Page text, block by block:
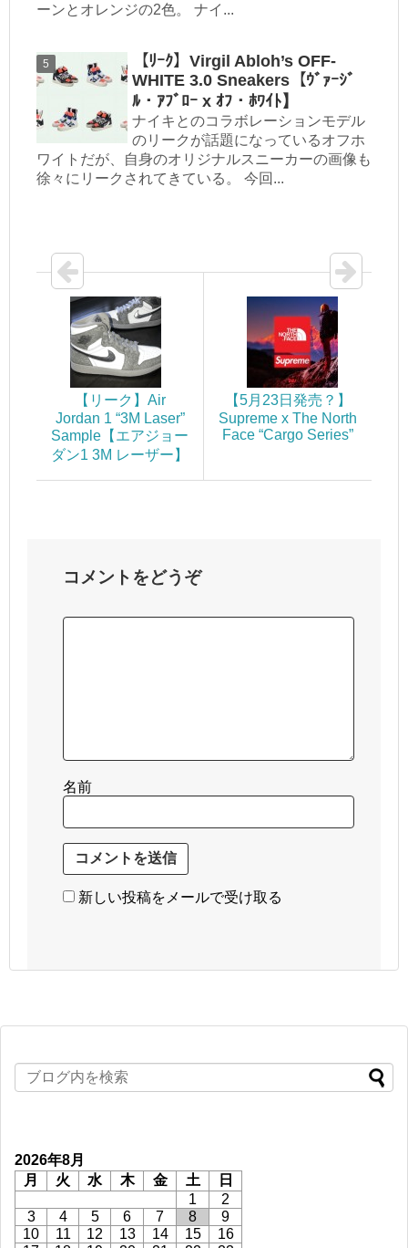
ーンとオレンジの2色。 ナイ...
【ﾘｰｸ】Virgil Abloh’s OFF-
WHITE 3.0 Sneakers【ｳﾞｧｰｼﾞ
ﾙ・ｱﾌﾞﾛｰ x ｵﾌ・ﾎﾜｲﾄ】
ナイキとのコラボレーションモデル
のリークが話題になっているオフホ
ワイトだが、自身のオリジナルスニーカーの画像も
徐々にリークされてきている。 今回...
【リーク】Air
Jordan 1 “3M Laser”
Sample【エアジョー
ダン1 3M レーザー】
【5月23日発売？】
Supreme x The North
Face “Cargo Series”
コメントをどうぞ
名前
新しい投稿をメールで受け取る
2026年8月
月
火 水 木 金 土
日
1
2
3
4 5 6 7 8
9
10
11 12 13 14 15
16